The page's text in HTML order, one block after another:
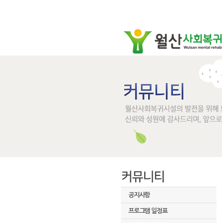
공지사항
프로그램 일정표